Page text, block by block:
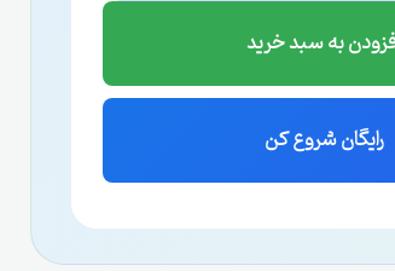
به سبد خرید
رایگان شروع کن